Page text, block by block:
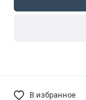
В избранное